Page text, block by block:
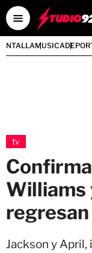
MUSICA
tv
Williams
regresan
Jackson y